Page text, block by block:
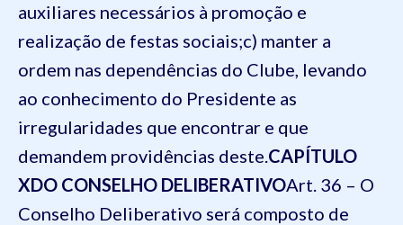
auxiliares necessários à promoção e
realização de festas sociais;c) manter a
ordem nas dependências do Clube, levando
ao conhecimento do Presidente as
irregularidades que encontrar e que
demandem providências deste.CAPÍTULO
XDO CONSELHO DELIBERATIVOArt. 36 – O
Conselho Deliberativo será composto de